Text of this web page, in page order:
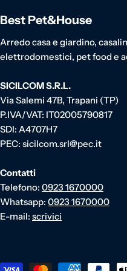
Best Pet&House
Arredo casa e giardino,
elettrodomestici, pet food e
SICILCOM S.R.L.
Via Salemi 47B, Trapani (TP)
P.IVA/VAT: IT02005790817
SDI: A4707H7
PEC: sicilcom.srl@pec.it
Contatti
Telefono: 0923 1670000
Whatsapp: 0923 1670000
E-mail: scrivici